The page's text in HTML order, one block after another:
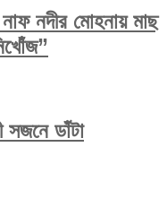
নদীর মোহনায় মাছ
সজনে ডাঁটা